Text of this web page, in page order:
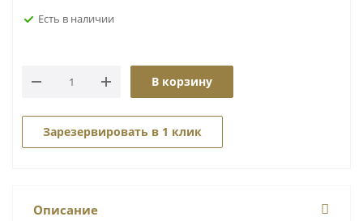
Есть в наличии
В корзину
Зарезервировать в 1 клик
Описание